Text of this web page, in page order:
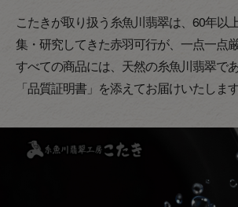
こたきが取り扱う糸魚川翡翠は、60年以
集・研究してきた赤羽可行が、一点一点
すべての商品には、天然の糸魚川翡翠で
「品質証明書」を添えてお届けいたします